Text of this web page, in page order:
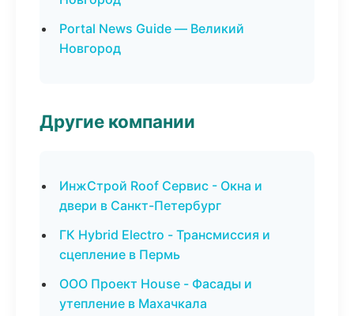
Portal News Guide — Великий
Новгород
Другие компании
ИнжСтрой Roof Сервис - Окна и
двери в Санкт-Петербург
ГК Hybrid Electro - Трансмиссия и
сцепление в Пермь
ООО Проект House - Фасады и
утепление в Махачкала